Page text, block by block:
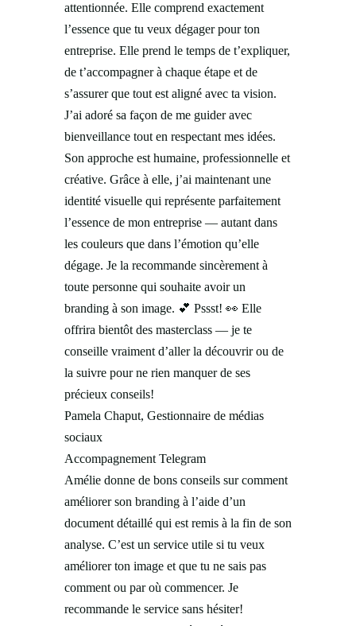
attentionnée. Elle comprend exactement
l’essence que tu veux dégager pour ton
entreprise. Elle prend le temps de t’expliquer,
de t’accompagner à chaque étape et de
s’assurer que tout est aligné avec ta vision.
J’ai adoré sa façon de me guider avec
bienveillance tout en respectant mes idées.
Son approche est humaine, professionnelle et
créative. Grâce à elle, j’ai maintenant une
identité visuelle qui représente parfaitement
l’essence de mon entreprise — autant dans
les couleurs que dans l’émotion qu’elle
dégage. Je la recommande sincèrement à
toute personne qui souhaite avoir un
branding à son image. 💕 Pssst! 👀 Elle
offrira bientôt des masterclass — je te
conseille vraiment d’aller la découvrir ou de
la suivre pour ne rien manquer de ses
précieux conseils!
Pamela Chaput, Gestionnaire de médias
sociaux
Accompagnement Telegram
Amélie donne de bons conseils sur comment
améliorer son branding à l’aide d’un
document détaillé qui est remis à la fin de son
analyse. C’est un service utile si tu veux
améliorer ton image et que tu ne sais pas
comment ou par où commencer. Je
recommande le service sans hésiter!